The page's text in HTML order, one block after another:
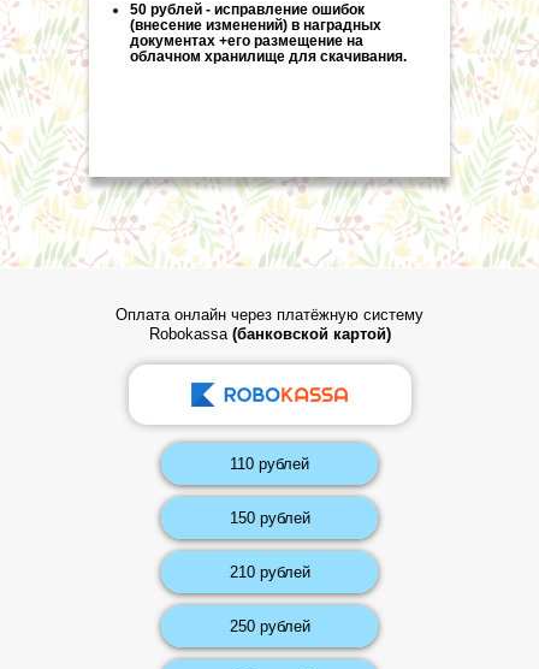
50 рублей - исправление ошибок
(внесение изменений) в наградных
документах +его размещение на
облачном хранилище для скачивания.
Оплата онлайн через платёжную систему
Robokassa (банковской картой)
210 рублей
110 рублей
150 рублей
250 рублей